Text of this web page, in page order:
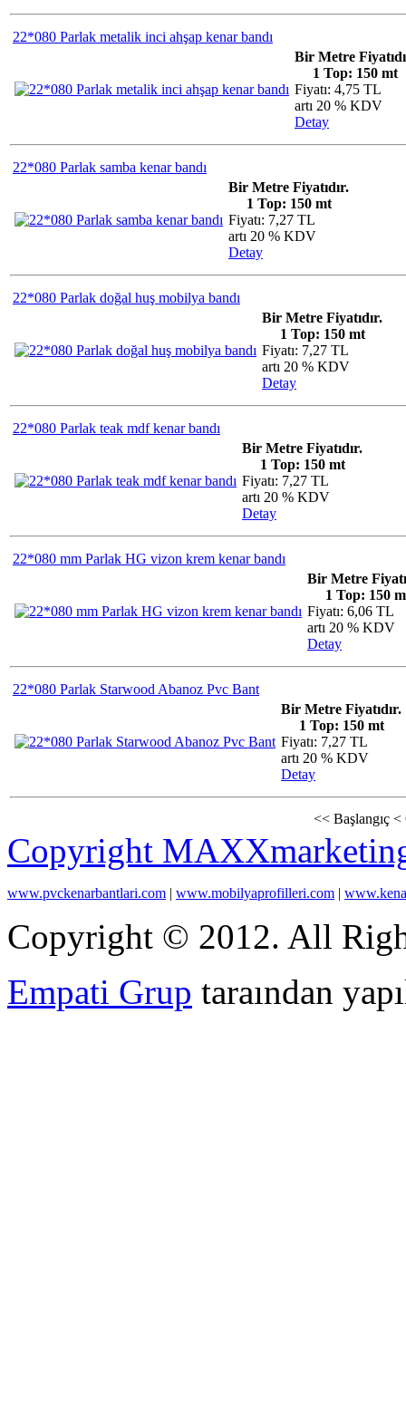
22*080 Parlak metalik inci ahşap kenar bandı
Bir Metre
1 Top: 150 mt
Fiyatı: 4,75 TL
artı 20 % KDV
Detay
22*080 Parlak samba kenar bandı
Bir Metre Fiyatıdır.
1 Top: 150 mt
Fiyatı: 7,27 TL
artı 20 % KDV
Detay
22*080 Parlak doğal huş mobilya bandı
Bir Metre Fiyatıdır.
1 Top: 150 mt
Fiyatı: 7,27 TL
artı 20 % KDV
Detay
22*080 Parlak teak mdf kenar bandı
Bir Metre Fiyatıdır.
1 Top: 150 mt
Fiyatı: 7,27 TL
artı 20 % KDV
Detay
22*080 mm Parlak HG vizon krem kenar bandı
Bir Metre
1 Top: 150
Fiyatı: 6,06 TL
artı 20 % KDV
Detay
22*080 Parlak Starwood Abanoz Pvc Bant
Bir Metre Fiyatıdır.
1 Top: 150 mt
Fiyatı: 7,27 TL
artı 20 % KDV
Detay
<< Başlangıç <
Copyright
www.pvckenarbantlari.com | www.mobilyaprofilleri.com |
Copyright © 2012. All
Empati Grup taraından